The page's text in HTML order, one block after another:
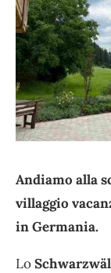
Andiamo alla
villaggio
in Germania.
Lo